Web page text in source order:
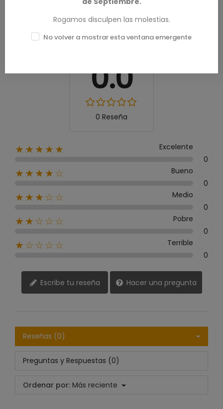
0.0
0 Reseña
★★★★★
Excelente
0
★★★★☆
Bueno
0
★★★☆☆
Medio
0
★★☆☆☆
Pobre
0
★☆☆☆☆
Terrible
0
Escribe tu reseña Hacer una pregunta
Reseñas (0)
Preguntas y Respuestas (0)
Ordenar por: Más reciente
Rogamos disculpen las molestias.
No volver a mostrar esta ventana emergente